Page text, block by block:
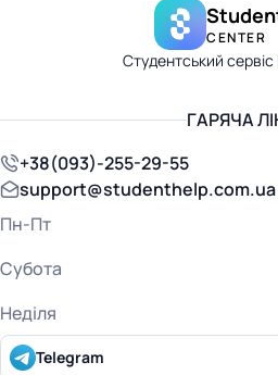
CENTER
Студентський сервіс
ГАРЯЧА
+38(093)-255-29-55
support@studenthelp.com.ua
Пн-Пт
Субота
Неділя
Telegram